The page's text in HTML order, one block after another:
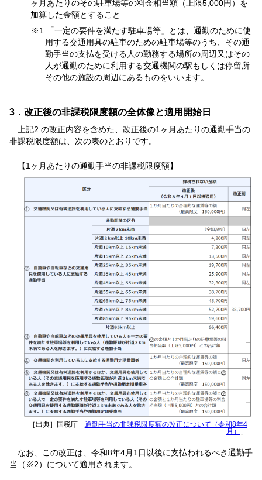
ヶ月あたりのその駐車場等の料金相当額（上限5,000円）を
加算した金額とすること
※1 「一定の要件を満たす駐車場等」とは、通勤のために使
用する交通用具の駐車のための駐車場等のうち、その通
勤手当の支払を受ける人の勤務する場所の周辺又はその
人が通勤のために利用する交通機関の駅もしくは停留所
その他の施設の周辺にあるものをいいます。
3．改正後の非課税限度額の全体像と適用開始日
上記2.の改正内容を含めた、改正後の1ヶ月あたりの通勤手当の
非課税限度額は、次の表のとおりです。
【1ヶ月あたりの通勤手当の非課税限度額】
［出典］国税庁「 通勤手当の非課税限度額の改正について（令和8年4
月）
」
なお、この改正は、令和8年4月1日以後に支払われるべき通勤手
当（※2）について適用されます。